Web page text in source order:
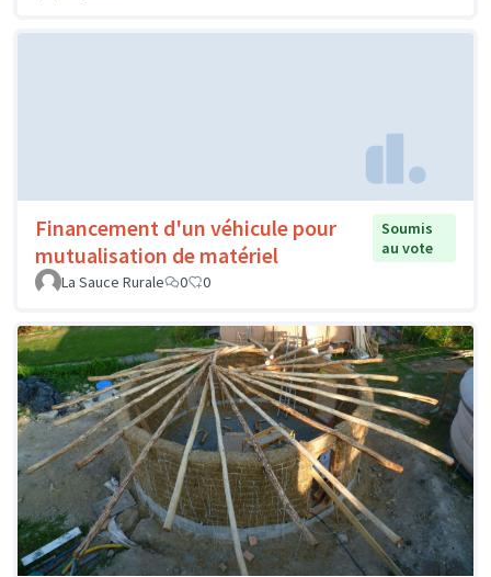
Financement d'un véhicule pour
mutualisation de matériel
Soumis
au vote
La Sauce Rurale
0 0